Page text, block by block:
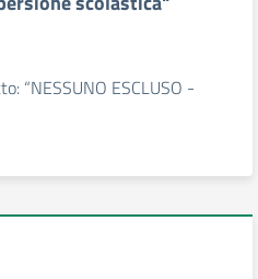
“NESSUNO ESCLUSO -